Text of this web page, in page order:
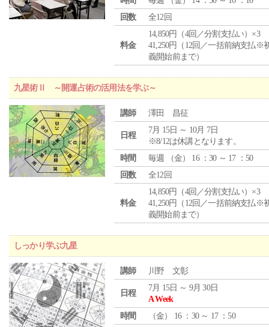
回数
全12回
料金
14,850円（4回／分割支払い）×3
41,250円（12回／一括前納支払※
義開始前まで）
九星術Ⅱ ～開運占術の活用法を学ぶ～
講師 澤田 昌征
日程
7月 15日 ～ 10月 7日
※8/12は休講となります。
時間
毎週 （金） 16 ：30 ～ 17 ：50
回数
全12回
料金
14,850円（4回／分割支払い）×3
41,250円（12回／一括前納支払※
義開始前まで）
しっかり学ぶ九星
講師 川野 文彰
日程
7月 15日 ～ 9月 30日
A Week
時間
（金） 16 ：30 ～ 17 ：50